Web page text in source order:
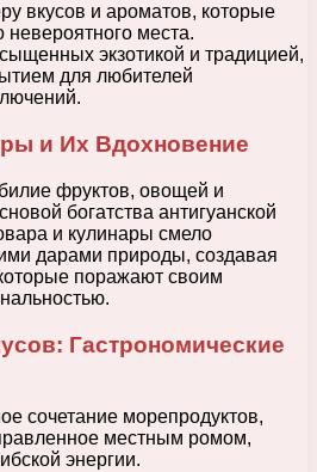
вкусов и ароматов, которые
невероятного места.
экзотикой и традицией,
для любителей
и Их Вдохновение
фруктов, овощей и
богатства антигуанской
и кулинары смело
дарами природы, создавая
поражают своим
Гастрономические
сочетание морепродуктов,
местным ромом,
энергии.